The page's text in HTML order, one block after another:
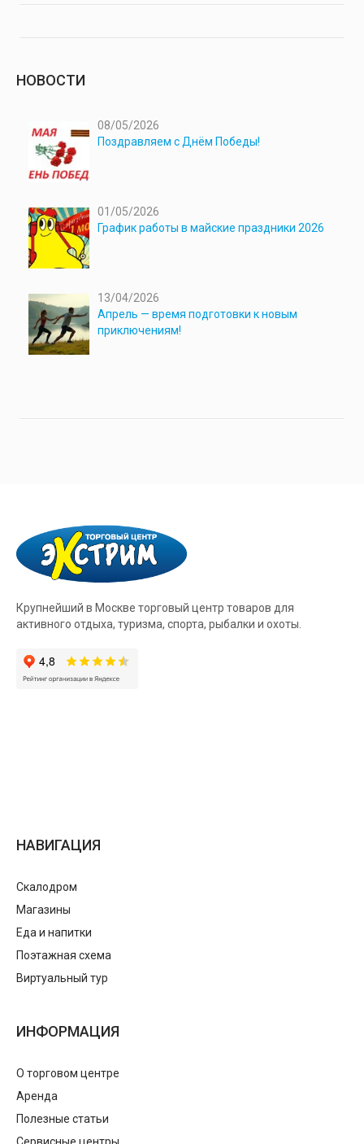
НОВОСТИ
08/05/2026
Поздравляем с Днём Победы!
01/05/2026
График работы в майские праздники 2026
13/04/2026
Апрель — время подготовки к новым
приключениям!
Крупнейший в Москве торговый центр товаров для
активного отдыха, туризма, спорта, рыбалки и охоты.
НАВИГАЦИЯ
Скалодром
Магазины
Еда и напитки
Поэтажная схема
Виртуальный тур
ИНФОРМАЦИЯ
О торговом центре
Аренда
Полезные статьи